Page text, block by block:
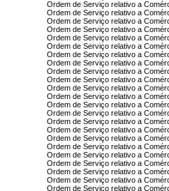
Ordem de Serviço relativo a
Ordem de Serviço relativo a
Ordem de Serviço relativo a
Ordem de Serviço relativo a
Ordem de Serviço relativo a
Ordem de Serviço relativo a
Ordem de Serviço relativo a
Ordem de Serviço relativo a
Ordem de Serviço relativo a
Ordem de Serviço relativo a
Ordem de Serviço relativo a
Ordem de Serviço relativo a
Ordem de Serviço relativo a
Ordem de Serviço relativo a
Ordem de Serviço relativo a
Ordem de Serviço relativo a
Ordem de Serviço relativo a
Ordem de Serviço relativo a
Ordem de Serviço relativo a
Ordem de Serviço relativo a
Ordem de Serviço relativo a
Ordem de Serviço relativo a
Ordem de Serviço relativo a